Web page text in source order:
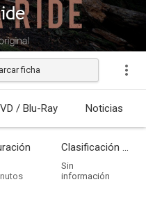
Estrenada
ficha
/ Blu-Ray Noticias
Clasificación por edades
Sin
información